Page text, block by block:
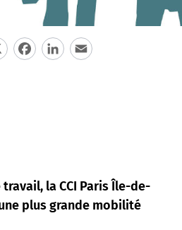
la CCI Paris Île-de-
plus grande mobilité